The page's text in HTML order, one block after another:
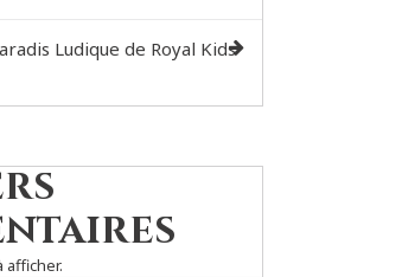
Ludique de Royal Kids
afficher.